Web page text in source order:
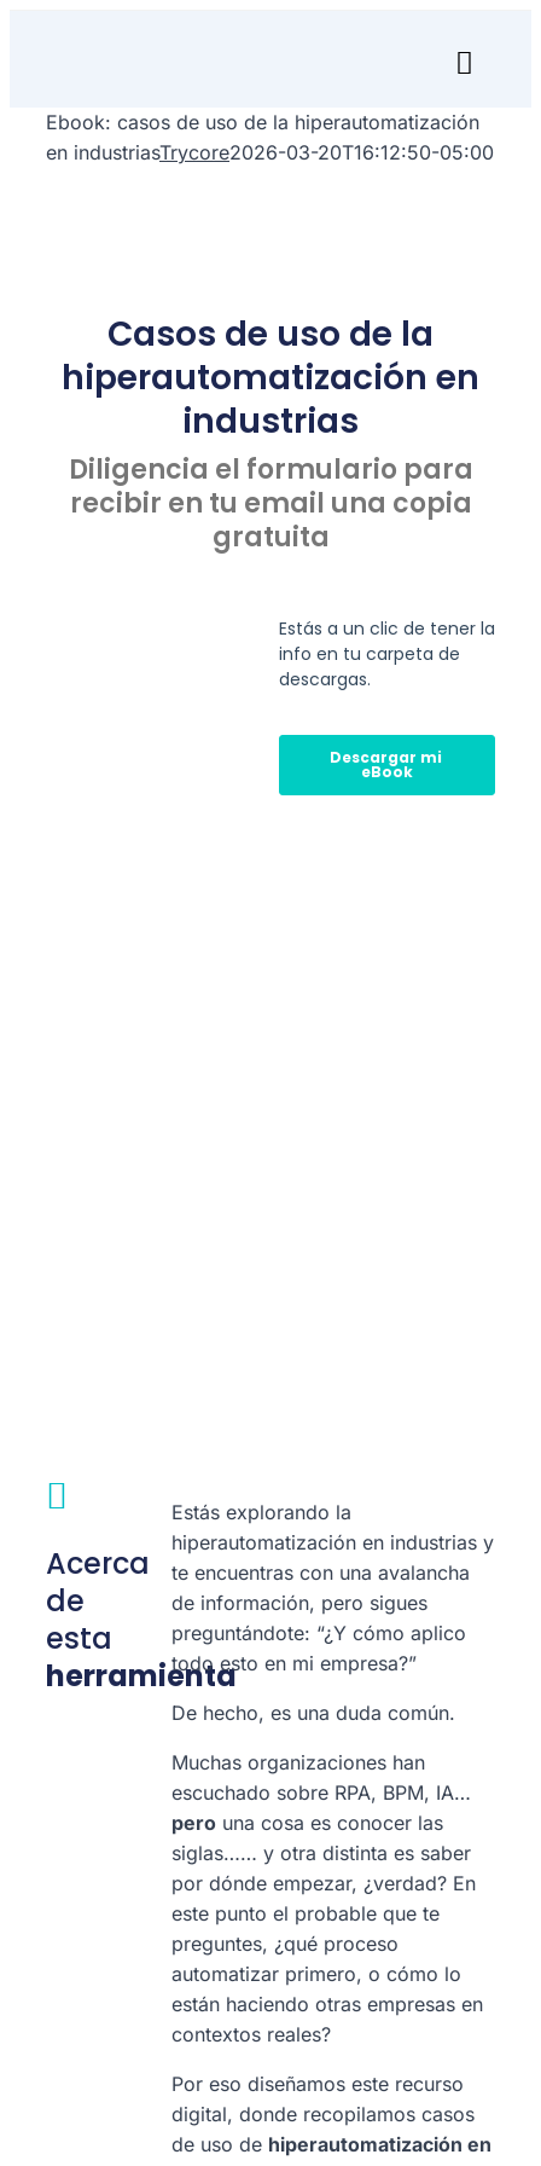
Inicio
Aprende
Empresa
Search
Ebook: casos de uso de la hiperautomatización
en industriasTrycore2026-03-20T16:12:50-05:00
Casos de uso de la
hiperautomatización en
industrias
Diligencia el formulario para
recibir en tu email una copia
gratuita
Acerca
de
esta
herramienta
Estás explorando la
hiperautomatización en industrias y
te encuentras con una avalancha
de información, pero sigues
preguntándote: “¿Y cómo aplico
todo esto en mi empresa?”
De hecho, es una duda común.
Muchas organizaciones han
escuchado sobre RPA, BPM, IA…
pero una cosa es conocer las
siglas…… y otra distinta es saber
por dónde empezar, ¿verdad? En
este punto el probable que te
preguntes, ¿qué proceso
automatizar primero, o cómo lo
están haciendo otras empresas en
contextos reales?
Por eso diseñamos este recurso
digital, donde recopilamos casos
de uso de hiperautomatización en